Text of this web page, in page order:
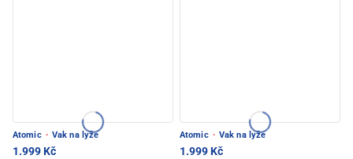
Atomic · Vak na lyže
1.999 Kč
Atomic · Vak na lyže
1.999 Kč